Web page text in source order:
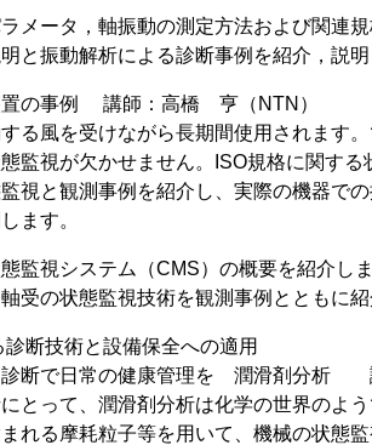
メータ，軸振動の測定方法および関連規
と振動解析による診断事例を紹介，説明
の事例 講師：高橋 亨（NTN）
る風を受けながら長期間使用されます
監視が欠かせません。ISO規格に関す
視と観測事例を紹介し、実際の機器で
ます。
監視システム（CMS）の概要を紹介しま
受の状態監視技術を観測事例とともに紹
断技術と設備保全への適用
診断で日常の健康管理を 潤滑剤分析
とって、潤滑剤分析は化学の世界のよ
れる摩耗粒子等を用いて、機械の状態